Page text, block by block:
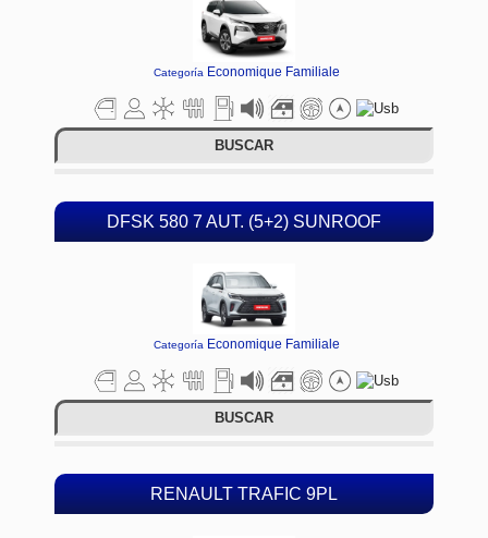
Categoría Economique Familiale
BUSCAR
DFSK 580 7 AUT. (5+2) SUNROOF
Categoría Economique Familiale
BUSCAR
RENAULT TRAFIC 9PL